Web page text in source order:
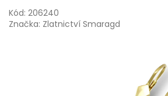
Kód: 206240
Značka: Zlatnictví Smaragd